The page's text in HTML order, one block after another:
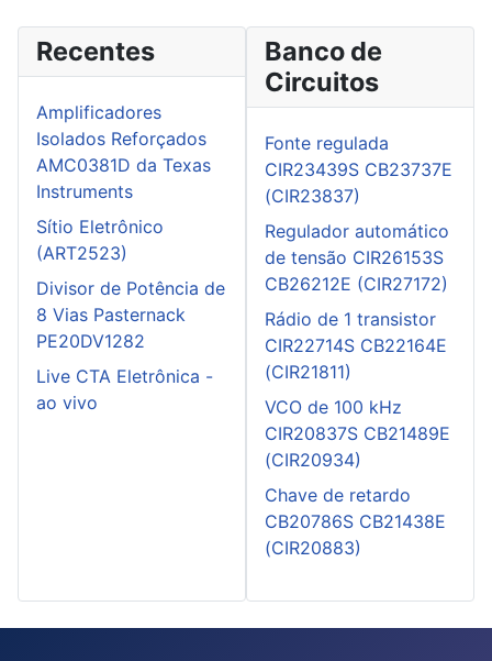
Recentes
Amplificadores
Isolados Reforçados
AMC0381D da Texas
Instruments
Sítio Eletrônico
(ART2523)
Divisor de Potência de
8 Vias Pasternack
PE20DV1282
Live CTA Eletrônica -
ao vivo
Banco de
Circuitos
Fonte regulada
CIR23439S CB23737E
(CIR23837)
Regulador automático
de tensão CIR26153S
CB26212E (CIR27172)
Rádio de 1 transistor
CIR22714S CB22164E
(CIR21811)
VCO de 100 kHz
CIR20837S CB21489E
(CIR20934)
Chave de retardo
CB20786S CB21438E
(CIR20883)